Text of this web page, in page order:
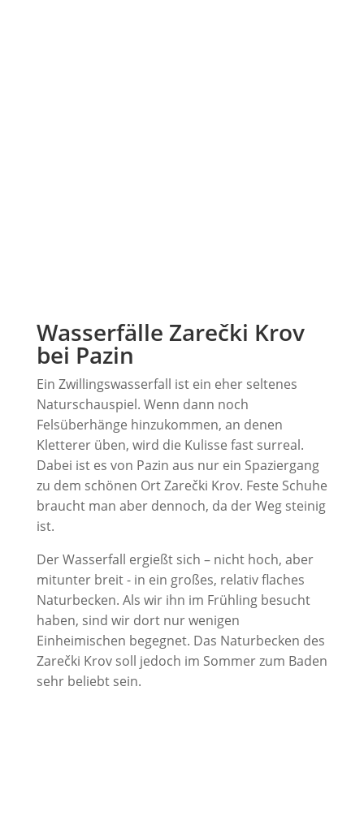
Wasserfälle Zarečki Krov
bei Pazin
Ein Zwillingswasserfall ist ein eher seltenes
Naturschauspiel. Wenn dann noch
Felsüberhänge hinzukommen, an denen
Kletterer üben, wird die Kulisse fast surreal.
Dabei ist es von Pazin aus nur ein Spaziergang
zu dem schönen Ort Zarečki Krov. Feste Schuhe
braucht man aber dennoch, da der Weg steinig
ist.
Der Wasserfall ergießt sich – nicht hoch, aber
mitunter breit - in ein großes, relativ flaches
Naturbecken. Als wir ihn im Frühling besucht
haben, sind wir dort nur wenigen
Einheimischen begegnet. Das Naturbecken des
Zarečki Krov soll jedoch im Sommer zum Baden
sehr beliebt sein.